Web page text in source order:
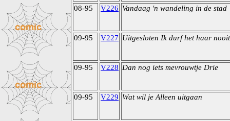
08-95 V226 Vandaag 'n wandeling in de stad
09-95 V227 Uitgesloten Ik durf het haar nooit
09-95 V228 Dan nog iets mevrouwtje Drie
09-95 V229 Wat wil je Alleen uitgaan